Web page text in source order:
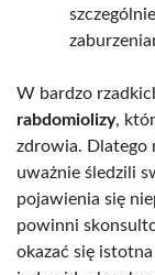
W bardzo
rabdomiolizy,
zdrowia. Dlatego
uważnie śledzili
pojawienia się
powinni
okazać się